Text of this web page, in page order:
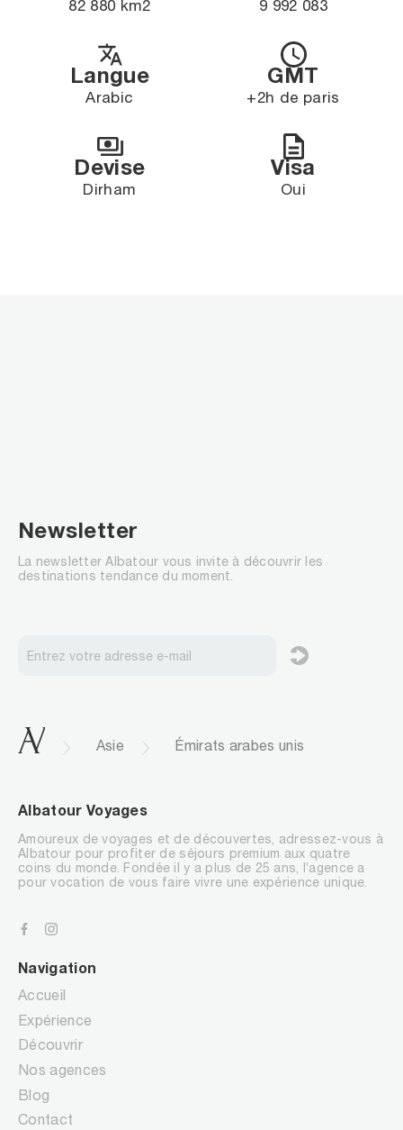
82 880 km2 9 992 083
Langue
Arabic
GMT
+2h de paris
Devise
Dirham
Visa
Oui
Newsletter
La newsletter Albatour vous invite à découvrir les
destinations tendance du moment.
Asie Émirats arabes unis
Albatour Voyages
Amoureux de voyages et de découvertes, adressez-vous à
Albatour pour profiter de séjours premium aux quatre
coins du monde. Fondée il y a plus de 25 ans, l’agence a
pour vocation de vous faire vivre une expérience unique.
Navigation
Accueil
Expérience
Découvrir
Nos agences
Blog
Contact